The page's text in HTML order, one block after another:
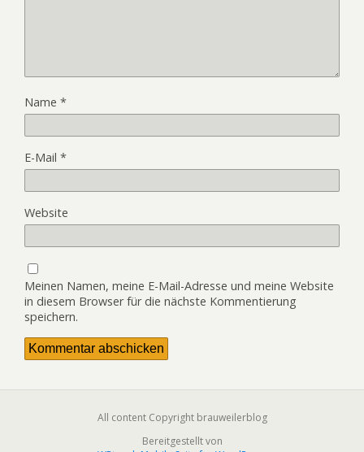
Name *
E-Mail *
Website
Meinen Namen, meine E-Mail-Adresse und meine Website
in diesem Browser für die nächste Kommentierung
speichern.
All content Copyright brauweilerblog
Bereitgestellt von